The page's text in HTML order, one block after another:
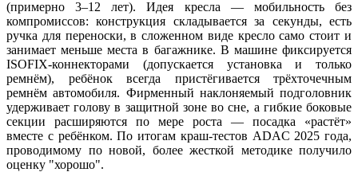
(примерно 3–12 лет). Идея кресла — мобильность без
компромиссов: конструкция складывается за секунды, есть
ручка для переноски, в сложенном виде кресло само стоит и
занимает меньше места в багажнике. В машине фиксируется
ISOFIX-коннекторами (допускается установка и только
ремнём), ребёнок всегда пристёгивается трёхточечным
ремнём автомобиля. Фирменный наклоняемый подголовник
удерживает голову в защитной зоне во сне, а гибкие боковые
секции расширяются по мере роста — посадка «растёт»
вместе с ребёнком. По итогам краш-тестов ADAC 2025 года,
проводимому по новой, более жесткой методике получило
оценку "хорошо".